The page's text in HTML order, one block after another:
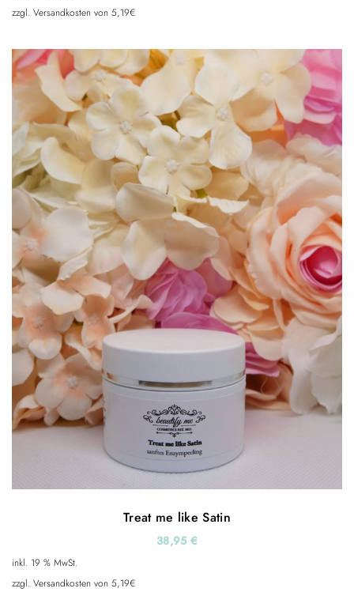
zzgl. Versandkosten von 5,19€
Treat me like Satin
38,95 €
inkl. 19 % MwSt.
zzgl. Versandkosten von 5,19€